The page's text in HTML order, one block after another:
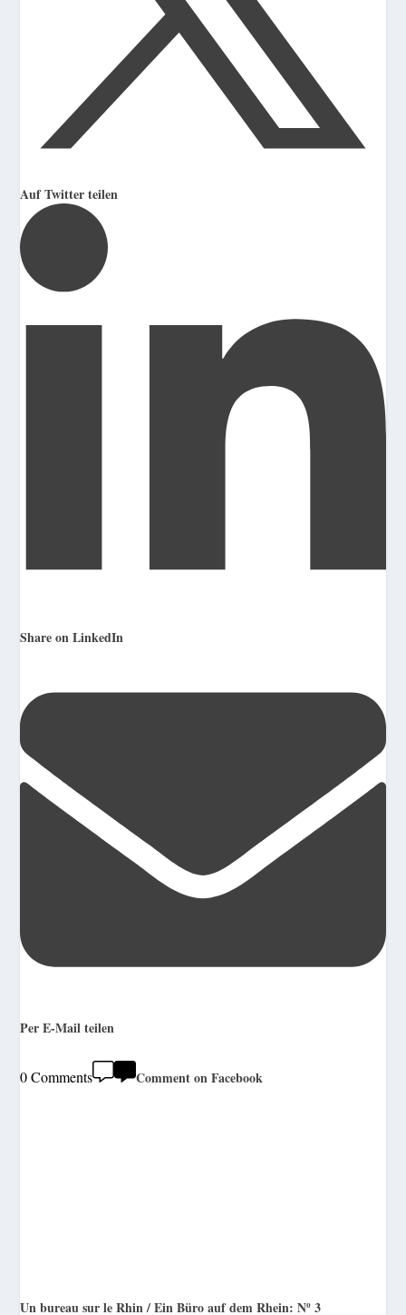
Auf Twitter teilen
Share on LinkedIn
Per E-Mail teilen
0 Comments Comment on Facebook
Un bureau sur le Rhin / Ein Büro auf dem Rhein: Nº 3